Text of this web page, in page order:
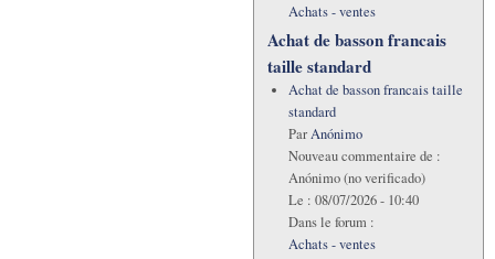
Achats - ventes
Achat de basson francais
taille standard
Achat de basson francais taille
standard
ParAnónimo
Nouveau commentaire de :
Anónimo (no verificado)
Le : 08/07/2026 - 10:40
Dans le forum :
Achats - ventes